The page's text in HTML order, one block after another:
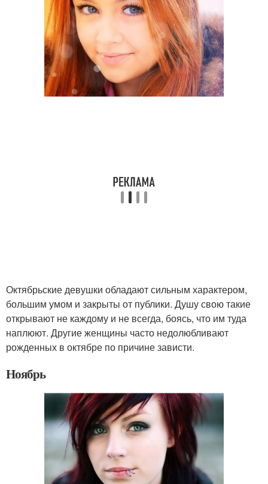
Октябрьские девушки обладают сильным характером,
большим умом и закрыты от публики. Душу свою такие
открывают не каждому и не всегда, боясь, что им туда
наплюют. Другие женщины часто недолюбливают
рожденных в октябре по причине зависти.
Ноябрь